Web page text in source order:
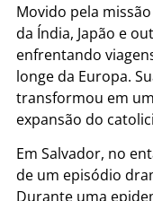
Movido pela
da Índia, Japão e
enfrentando
longe da Europa.
transformou em
expansão do
Em Salvador, no
de um episódio
Durante uma